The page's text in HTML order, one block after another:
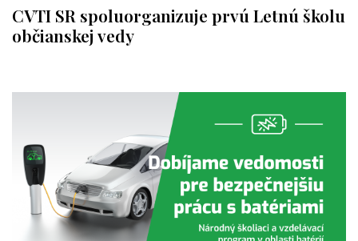
CVTI SR spoluorganizuje prvú Letnú školu
občianskej vedy